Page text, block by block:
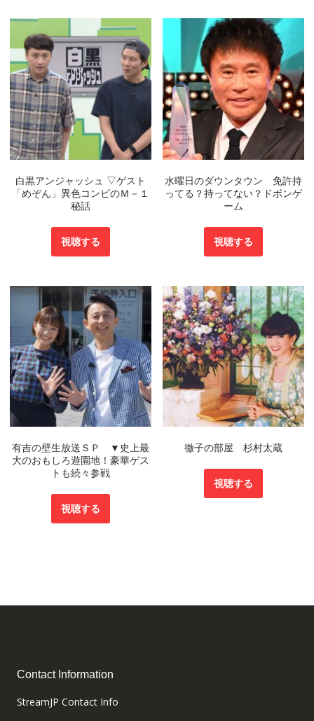
白黒アンジャッシュ ▽ゲスト
「めぞん」異色コンビのＭ－１
秘話
視聴する
水曜日のダウンタウン 免許持
ってる？持ってない？ドボンゲ
ーム
視聴する
有吉の壁生放送ＳＰ ▼史上最
大のおもしろ遊園地！豪華ゲス
トも続々参戦
視聴する
徹子の部屋 杉村太蔵
視聴する
Contact Information
StreamJP Contact Info